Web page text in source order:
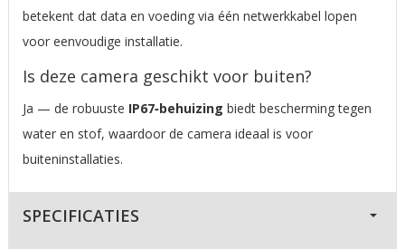
betekent dat data en voeding via één netwerkkabel lopen
voor eenvoudige installatie.
Is deze camera geschikt voor buiten?
Ja — de robuuste IP67‑behuizing biedt bescherming tegen
water en stof, waardoor de camera ideaal is voor
buiteninstallaties.
SPECIFICATIES